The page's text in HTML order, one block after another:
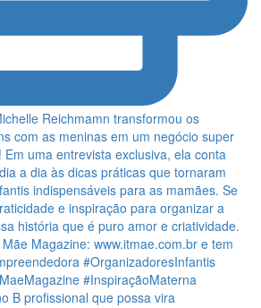
B profissional que possa vira